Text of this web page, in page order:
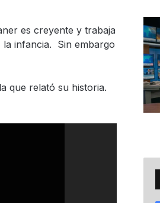
es creyente y trabaja
la infancia. Sin embargo
que relató su historia.